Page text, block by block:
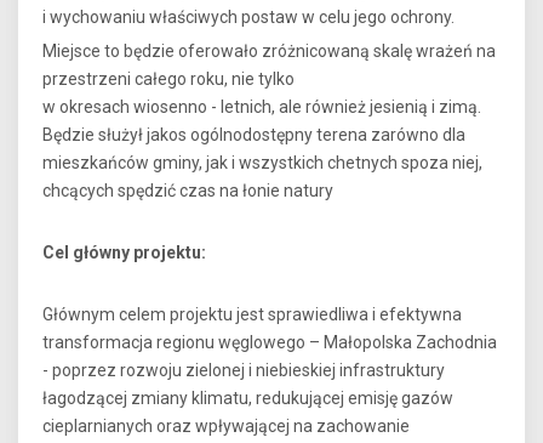
i wychowaniu właściwych postaw w celu jego ochrony.
Miejsce to będzie oferowało zróżnicowaną skalę wrażeń na
przestrzeni całego roku, nie tylko
w okresach wiosenno - letnich, ale również jesienią i zimą.
Będzie służył jakos ogólnodostępny terena zarówno dla
mieszkańców gminy, jak i wszystkich chetnych spoza niej,
chcących spędzić czas na łonie natury
Cel główny projektu:
Głównym celem projektu jest sprawiedliwa i efektywna
transformacja regionu węglowego – Małopolska Zachodnia
- poprzez rozwoju zielonej i niebieskiej infrastruktury
łagodzącej zmiany klimatu, redukującej emisję gazów
cieplarnianych oraz wpływającej na zachowanie